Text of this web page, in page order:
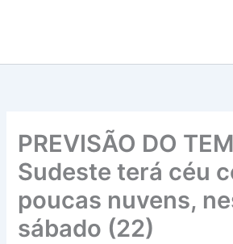
conteúdo
PREVISÃO DO
Sudeste terá céu
poucas nuvens,
sábado (22)